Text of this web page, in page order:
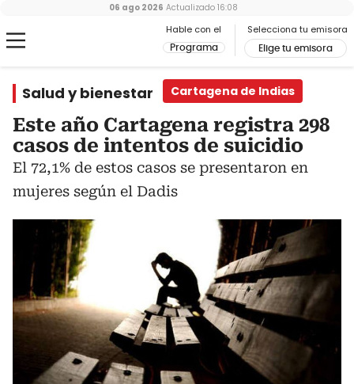
Hable con el
Programa
Selecciona tu emisora
Elige tu emisora
06 ago 2026 Actualizado 16:08
Salud y bienestar Cartagena de Indias
Este año Cartagena registra 298
casos de intentos de suicidio
El 72,1% de estos casos se presentaron en
mujeres según el Dadis